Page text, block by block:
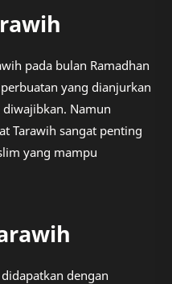
pada bulan Ramadhan
yang dianjurkan
Namun
Tarawih sangat penting
yang mampu
dengan